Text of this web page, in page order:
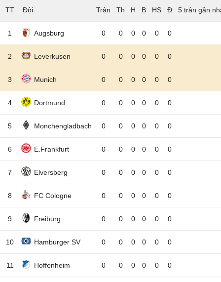
TT Đội 5 trận gần
1 Augsburg 0 0 0 0 0 0
2 Leverkusen 0 0 0 0 0 0
3 Munich 0 0 0 0 0 0
4 Dortmund 0 0 0 0 0 0
5 Monchengladbach 0 0 0 0 0 0
6 E.Frankfurt 0 0 0 0 0 0
7 Elversberg 0 0 0 0 0 0
8 FC Cologne 0 0 0 0 0 0
9 Freiburg 0 0 0 0 0 0
10 Hamburger SV 0 0 0 0 0 0
11 Hoffenheim 0 0 0 0 0 0